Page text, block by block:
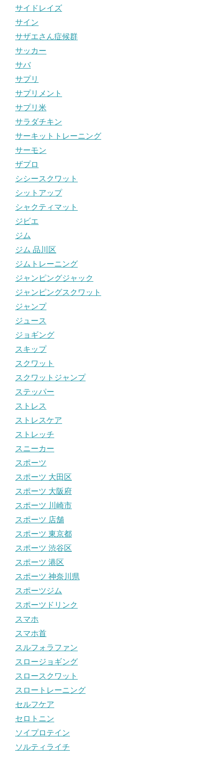
サイドレイズ
サイン
サザエさん症候群
サッカー
サバ
サプリ
サプリメント
サプリ米
サラダチキン
サーキットトレーニング
サーモン
ザプロ
シシースクワット
シットアップ
シャクティマット
ジビエ
ジム
ジム 品川区
ジムトレーニング
ジャンピングジャック
ジャンピングスクワット
ジャンプ
ジュース
ジョギング
スキップ
スクワット
スクワットジャンプ
ステッパー
ストレス
ストレスケア
ストレッチ
スニーカー
スポーツ
スポーツ 大田区
スポーツ 大阪府
スポーツ 川崎市
スポーツ 店舗
スポーツ 東京都
スポーツ 渋谷区
スポーツ 港区
スポーツ 神奈川県
スポーツジム
スポーツドリンク
スマホ
スマホ首
スルフォラファン
スロージョギング
スロースクワット
スロートレーニング
セルフケア
セロトニン
ソイプロテイン
ソルティライチ